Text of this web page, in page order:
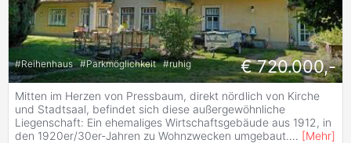
#Reihenhaus #Parkmöglichkeit #ruhig € 720.000,-
Mitten im Herzen von Pressbaum, direkt nördlich von Kirche
und Stadtsaal, befindet sich diese außergewöhnliche
Liegenschaft: Ein ehemaliges Wirtschaftsgebäude aus 1912, in
den 1920er/30er-Jahren zu Wohnzwecken umgebaut.... [Mehr]